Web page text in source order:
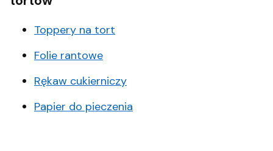
Toppery na tort
Folie rantowe
Rękaw cukierniczy
Papier do pieczenia